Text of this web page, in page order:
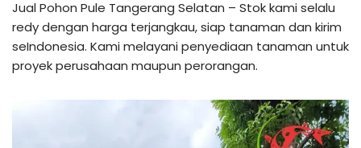
Jual Pohon Pule Tangerang Selatan – Stok kami selalu
redy dengan harga terjangkau, siap tanaman dan kirim
seIndonesia. Kami melayani penyediaan tanaman untuk
proyek perusahaan maupun perorangan.